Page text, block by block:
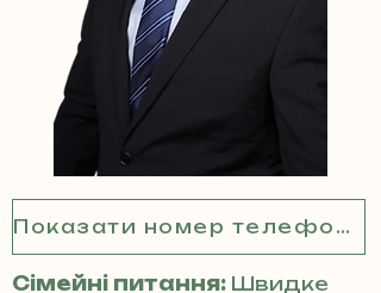
Показати номер телефону
Сімейні питання: Швидке